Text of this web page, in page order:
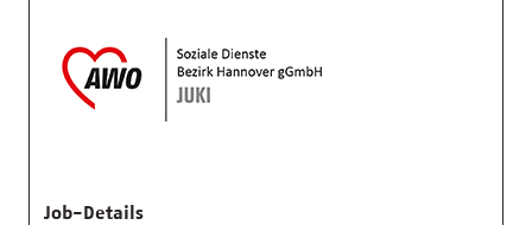
Job-Details